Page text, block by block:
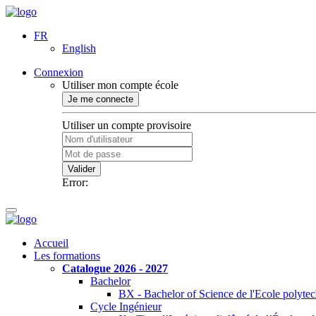
FR
English
Connexion
Utiliser mon compte école
Je me connecte
Utiliser un compte provisoire
Valider
Error:
Accueil
Les formations
Catalogue 2026 - 2027
Bachelor
BX - Bachelor of Science de l'Ecole
Cycle Ingénieur